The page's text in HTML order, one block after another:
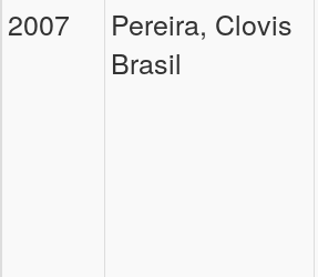
2007
Pereira, Clovis
Brasil